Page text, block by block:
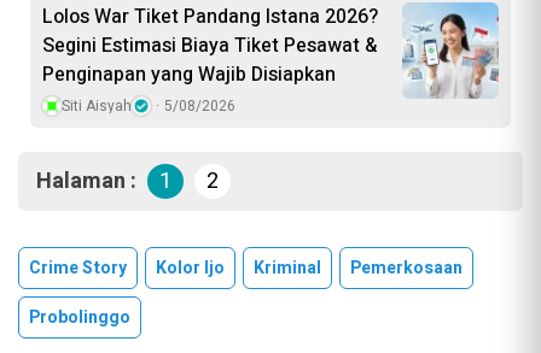
Lolos War Tiket Pandang Istana 2026?
Segini Estimasi Biaya Tiket Pesawat &
Penginapan yang Wajib Disiapkan
Siti Aisyah 5/08/2026
Halaman : 1 2
Crime Story Kolor Ijo Kriminal
Pemerkosaan
Probolinggo